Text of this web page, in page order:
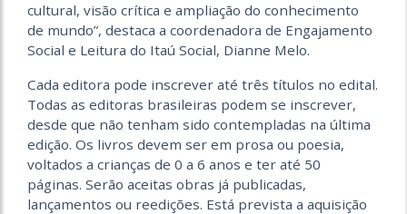
cultural, visão crítica e ampliação do conhecimento
de mundo”, destaca a coordenadora de Engajamento
Social e Leitura do Itaú Social, Dianne Melo.
Cada editora pode inscrever até três títulos no edital.
Todas as editoras brasileiras podem se inscrever,
desde que não tenham sido contempladas na última
edição. Os livros devem ser em prosa ou poesia,
voltados a crianças de 0 a 6 anos e ter até 50
páginas. Serão aceitas obras já publicadas,
lançamentos ou reedições. Está prevista a aquisição